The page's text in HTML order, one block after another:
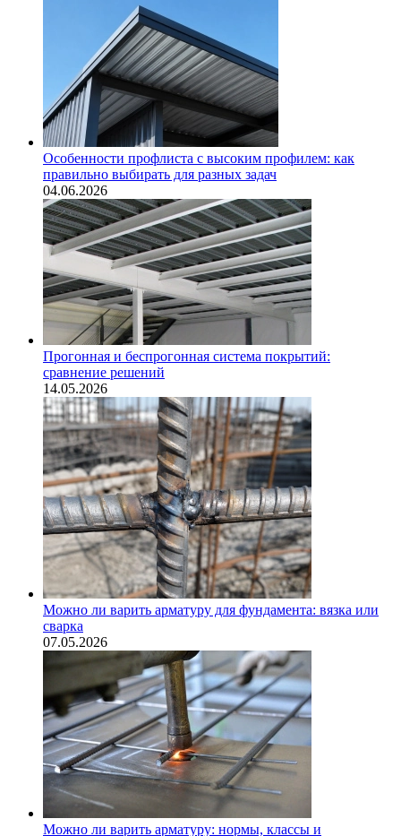
Особенности профлиста с высоким профилем: как
правильно выбирать для разных задач
04.06.2026
Прогонная и беспрогонная система покрытий:
сравнение решений
14.05.2026
Можно ли варить арматуру для фундамента: вязка или
сварка
07.05.2026
Можно ли варить арматуру: нормы, классы и